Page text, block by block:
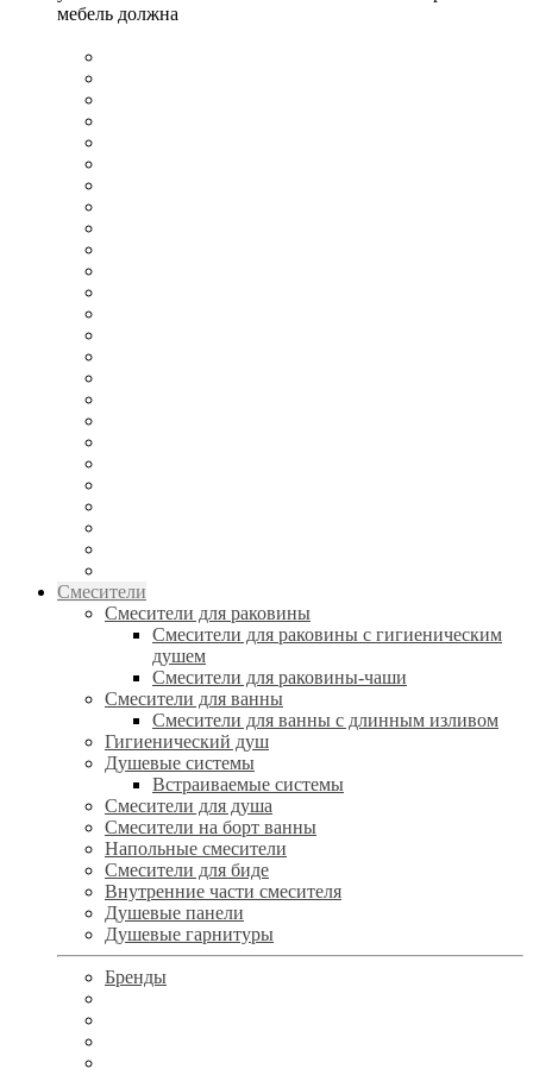
мебель должна
Смесители
Смесители для раковины
Смесители для раковины с гигиеническим
душем
Смесители для раковины-чаши
Смесители для ванны
Смесители для ванны с длинным изливом
Гигиенический душ
Душевые системы
Встраиваемые системы
Смесители для душа
Смесители на борт ванны
Напольные смесители
Смесители для биде
Внутренние части смесителя
Душевые панели
Душевые гарнитуры
Бренды